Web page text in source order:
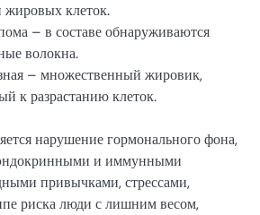
жировых клеток.
– в составе обнаруживаются
волокна.
– множественный жировик,
к разрастанию клеток.
нарушение гормонального фона,
и иммунными
привычками, стрессами,
риска люди с лишним весом,